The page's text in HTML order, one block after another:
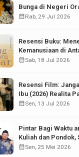
Bunga di Negeri
calendar_monthRab, 29 Jul 2026
Resensi Buku:
Kemanusiaan di
Puing Sejarah
calendar_monthSab, 18 Jul 2026
Resensi Film:
Ibu (2026) Realita
Balik Kesuksesan
calendar_monthSen, 13 Jul 2026
Pintar Bagi Waktu
Kuliah dan Pondok,
Aisyah Sabet Gelar
calendar_monthSen, 25 Mei 2026